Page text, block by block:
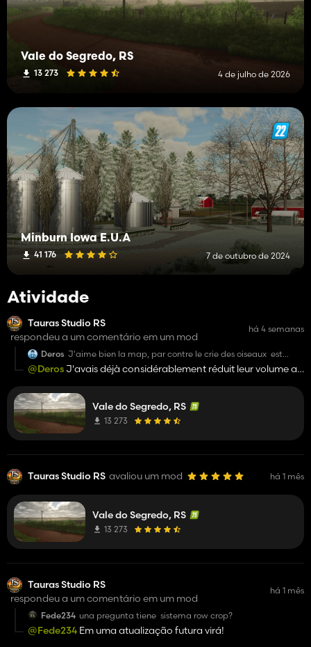
Vale do Segredo, RS
13 273 4 de julho de 2026
Minburn Iowa E.U.A
41 176 7 de outubro de 2024
Atividade
Tauras Studio RS
respondeu a um comentário em um mod
há 4 semanas
Deros J'aime bien la map, par contre le crie des oiseaux est
beaucoup beaucoup trop fort
Et impossible de le coupé, même quand on met le son
ambiant à 0, les oiseaux continue à hurler.
@Deros J'avais déjà considérablement réduit leur volume au
corriger cela dans une prochaine mise à jour !! Merci
beaucoup pour ce retour !!
Vale do Segredo, RS
13 273
Tauras Studio RS avaliou um mod há 1 mês
Vale do Segredo, RS
13 273
Tauras Studio RS
respondeu a um comentário em um mod
há 1 mês
Fede234 una pregunta tiene sistema row crop?
@Fede234 Em uma atualização futura virá!